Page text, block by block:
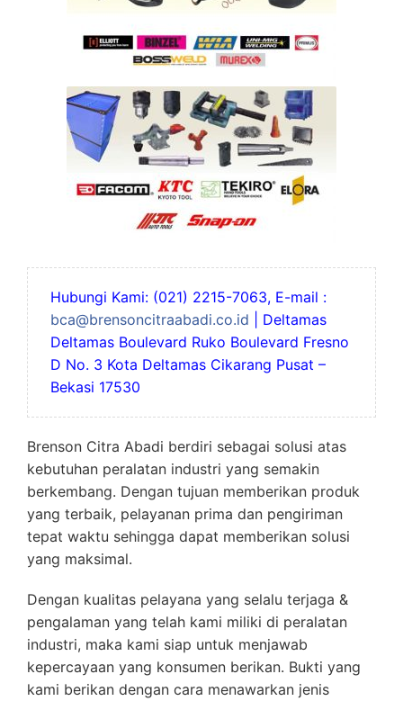
Hubungi Kami: (021) 2215-7063, E-mail :
bca@brensoncitraabadi.co.id | Deltamas
Deltamas Boulevard Ruko Boulevard Fresno
D No. 3 Kota Deltamas Cikarang Pusat –
Bekasi 17530
Brenson Citra Abadi berdiri sebagai solusi atas
kebutuhan peralatan industri yang semakin
berkembang. Dengan tujuan memberikan produk
yang terbaik, pelayanan prima dan pengiriman
tepat waktu sehingga dapat memberikan solusi
yang maksimal.
Dengan kualitas pelayana yang selalu terjaga &
pengalaman yang telah kami miliki di peralatan
industri, maka kami siap untuk menjawab
kepercayaan yang konsumen berikan. Bukti yang
kami berikan dengan cara menawarkan jenis